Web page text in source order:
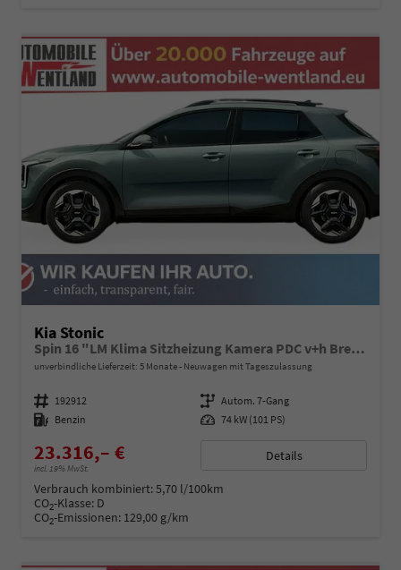
Kia Stonic
Spin 16 "LM Klima Sitzheizung Kamera PDC v+h Bremsassistent Lenkradheizung
unverbindliche Lieferzeit: 5 Monate Neuwagen mit Tageszulassung
Fahrzeugnummer 192912 Getriebe Autom. 7-Gang
Kraftstoff Benzin Leistung 74 kW (101 PS)
23.316,– €
incl. 19% MwSt.
Details
Verbrauch kombiniert:5,70 l/100km
CO2-Klasse: D
CO2-Emissionen: 129,00 g/km